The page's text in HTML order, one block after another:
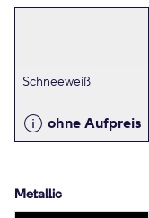
Schneeweiß
ohne Aufpreis
Metallic